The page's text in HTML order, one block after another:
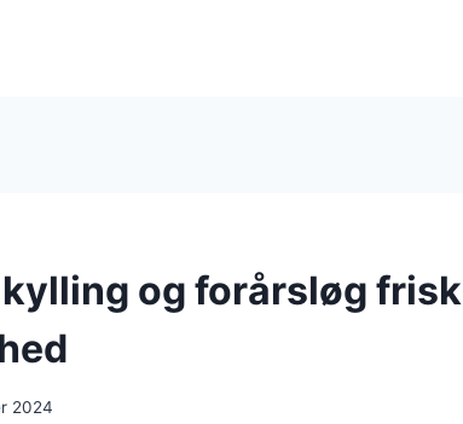
og forårsløg frisk
2024